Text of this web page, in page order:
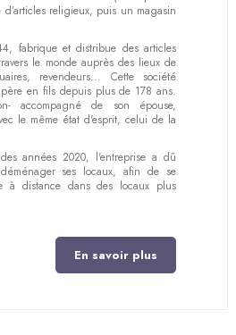
religieux, puis un magasin
fabrique et distribue des articles
le monde auprès des lieux de
revendeurs... Cette société
en fils depuis plus de 178 ans.
accompagné de son épouse,
le même état d'esprit, celui de la
années 2020, l'entreprise a dû
ses locaux, afin de se
à distance dans des locaux plus
En savoir plus